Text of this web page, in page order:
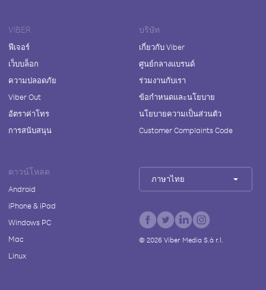
VIBER
ฟีเจอร์
เว็บบล็อก
ความปลอดภัย
Viber Out
อัตราค่าโทร
การสนับสนุน
บริษัท
เกี่ยวกับ Viber
ศูนย์กลางแบรนด์
ร่วมงานกับเรา
ข้อกำหนดและนโยบาย
นโยบายความเป็นส่วนตัว
Customer Complaints Code
ดาวน์โหลด
Android
iPhone & iPad
Windows PC
Mac
Linux
ภาษาไทย
© 2026Viber Media S.à r.l.